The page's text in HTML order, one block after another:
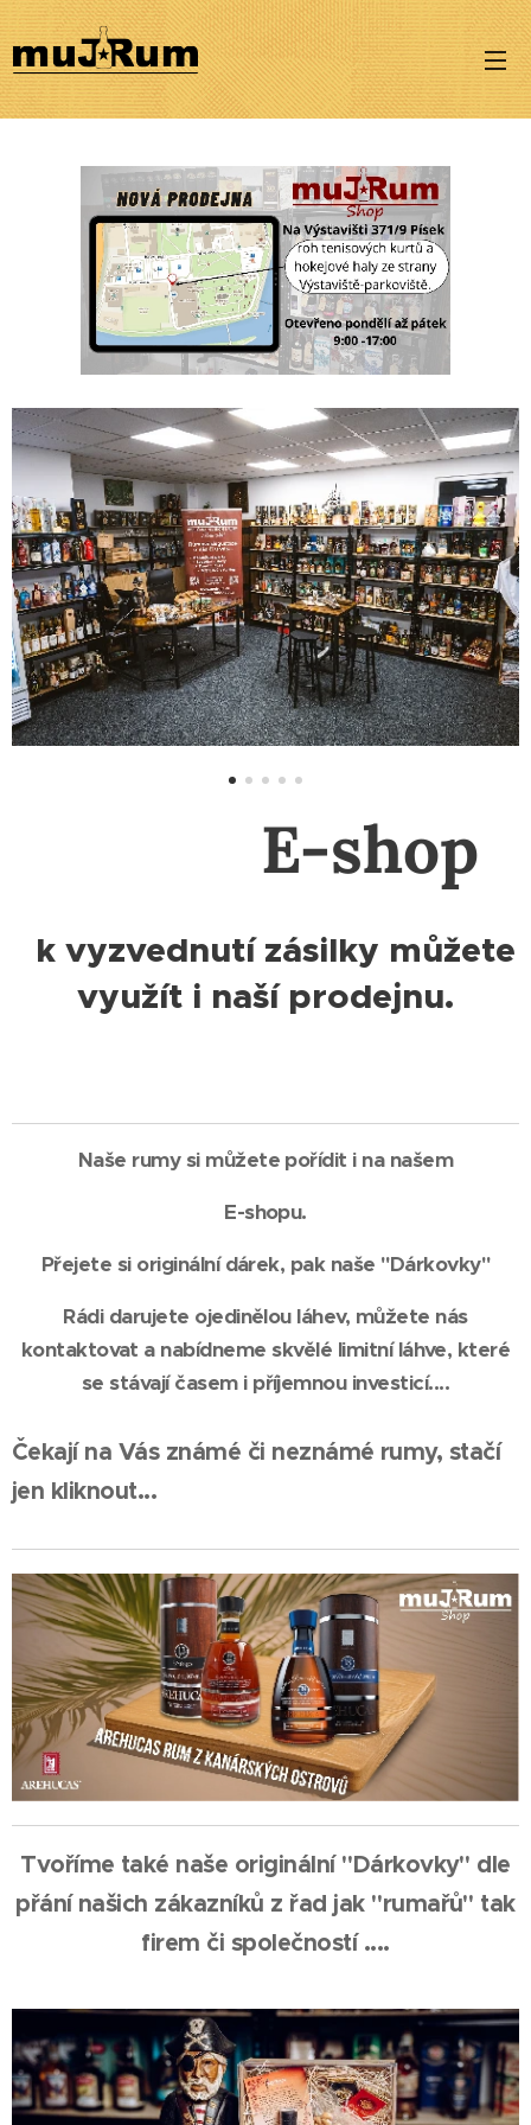
E-shop
k vyzvednutí zásilky můžete
využít i naší prodejnu.
Naše rumy si můžete pořídit i na našem
E-shopu.
Přejete si originální dárek, pak naše "Dárkovky"
Rádi darujete ojedinělou láhev, můžete nás
kontaktovat a nabídneme skvělé limitní láhve, které
se stávají časem i příjemnou investicí....
Čekají na Vás známé či neznámé rumy, stačí
jen kliknout...
Tvoříme také naše originální "Dárkovky" dle
přání našich zákazníků z řad jak "rumařů" tak
firem či společností ....